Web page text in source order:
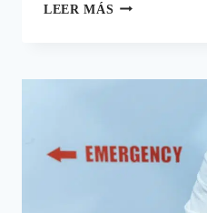
LEER MÁS TOCANDO
INCÓMODO
ALIMENTARIA